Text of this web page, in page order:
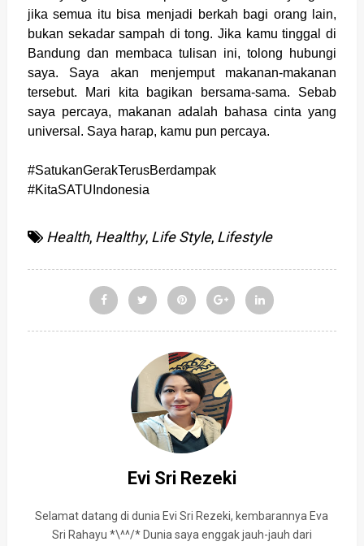
jika semua itu bisa menjadi berkah bagi orang lain,
bukan sekadar sampah di tong. Jika kamu tinggal di
Bandung dan membaca tulisan ini, tolong hubungi
saya. Saya akan menjemput makanan-makanan
tersebut. Mari kita bagikan bersama-sama. Sebab
saya percaya, makanan adalah bahasa cinta yang
universal. Saya harap, kamu pun percaya.
#SatukanGerakTerusBerdampak
#KitaSATUIndonesia
Health, Healthy, Life Style, Lifestyle
Evi Sri Rezeki
Selamat datang di dunia Evi Sri Rezeki, kembarannya Eva
Sri Rahayu *\^^/* Dunia saya enggak jauh-jauh dari